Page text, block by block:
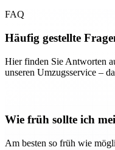
FAQ
Häufig gestellte
Hier finden Sie Antworten
unseren Umzugsservice –
Wie früh sollte ich
Am besten so früh wie